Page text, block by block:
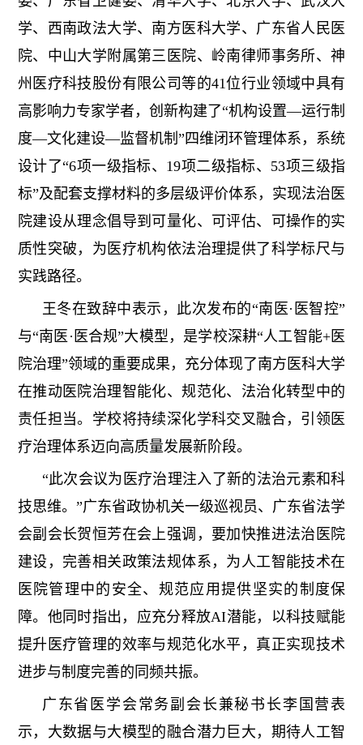
学、西南政法大学、南方医科大学、广东省人民医
院、中山大学附属第三医院、岭南律师事务所、神
州医疗科技股份有限公司等的41位行业领域中具有
高影响力专家学者，创新构建了“机构设置—运行制
度—文化建设—监督机制”四维闭环管理体系，系统
设计了“6项一级指标、19项二级指标、53项三级指
标”及配套支撑材料的多层级评价体系，实现法治医
院建设从理念倡导到可量化、可评估、可操作的实
质性突破，为医疗机构依法治理提供了科学标尺与
实践路径。
王冬在致辞中表示，此次发布的“南医·医智控”
与“南医·医合规”大模型，是学校深耕“人工智能+医
院治理”领域的重要成果，充分体现了南方医科大学
在推动医院治理智能化、规范化、法治化转型中的
责任担当。学校将持续深化学科交叉融合，引领医
疗治理体系迈向高质量发展新阶段。
“此次会议为医疗治理注入了新的法治元素和科
技思维。”广东省政协机关一级巡视员、广东省法学
会副会长贺恒芳在会上强调，要加快推进法治医院
建设，完善相关政策法规体系，为人工智能技术在
医院管理中的安全、规范应用提供坚实的制度保
障。他同时指出，应充分释放AI潜能，以科技赋能
提升医疗管理的效率与规范化水平，真正实现技术
进步与制度完善的同频共振。
广东省医学会常务副会长兼秘书长李国营表
示，大数据与大模型的融合潜力巨大，期待人工智